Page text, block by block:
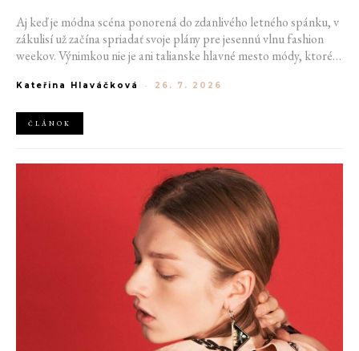
Aj keď je módna scéna ponorená do zdanlivého letného spánku, v
zákulisí už začína spriadať svoje plány pre jesennú vlnu fashion
weekov. Výnimkou nie je ani talianske hlavné mesto módy, ktoré
od 22. do 28. septembra privíta tradičné mená, pozornosť však
značky Moschino.
Kateřina Hlaváčková - 26. 7. 2026
ČLÁNOK